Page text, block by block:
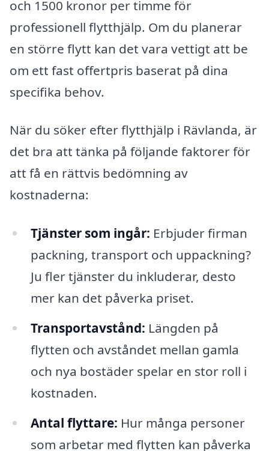
och 1500 kronor per timme för
professionell flytthjälp. Om du planerar
en större flytt kan det vara vettigt att be
om ett fast offertpris baserat på dina
specifika behov.
När du söker efter flytthjälp i Rävlanda, är
det bra att tänka på följande faktorer för
att få en rättvis bedömning av
kostnaderna:
Tjänster som ingår: Erbjuder firman
packning, transport och uppackning?
Ju fler tjänster du inkluderar, desto
mer kan det påverka priset.
Transportavstånd: Längden på
flytten och avståndet mellan gamla
och nya bostäder spelar en stor roll i
kostnaden.
Antal flyttare: Hur många personer
som arbetar med flytten kan påverka